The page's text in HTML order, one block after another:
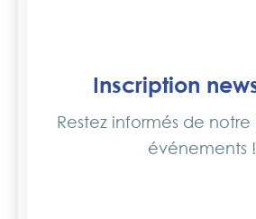
Inscription
Restez informés de
événements !